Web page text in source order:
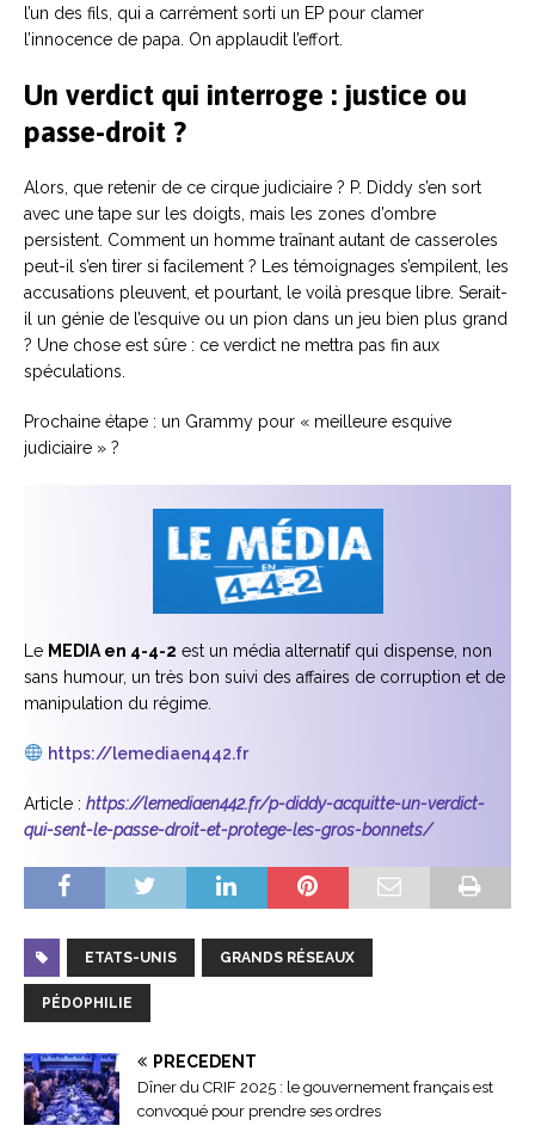
l’un des fils, qui a carrément sorti un EP pour clamer
l’innocence de papa. On applaudit l’effort.
Un verdict qui interroge : justice ou
passe-droit ?
Alors, que retenir de ce cirque judiciaire ? P. Diddy s’en sort
avec une tape sur les doigts, mais les zones d’ombre
persistent. Comment un homme traînant autant de casseroles
peut-il s’en tirer si facilement ? Les témoignages s’empilent, les
accusations pleuvent, et pourtant, le voilà presque libre. Serait-
il un génie de l’esquive ou un pion dans un jeu bien plus grand
? Une chose est sûre : ce verdict ne mettra pas fin aux
spéculations.
Prochaine étape : un Grammy pour « meilleure esquive
judiciaire » ?
Le MEDIA en 4-4-2 est un média alternatif qui dispense, non
sans humour, un très bon suivi des affaires de corruption et de
manipulation du régime.
https://lemediaen442.fr
Article : https://lemediaen442.fr/p-diddy-acquitte-un-verdict-
qui-sent-le-passe-droit-et-protege-les-gros-bonnets/
ETATS-UNIS GRANDS RÉSEAUX
PÉDOPHILIE
PRÉCÉDENT
Dîner du CRIF 2025 : le gouvernement français est
convoqué pour prendre ses ordres